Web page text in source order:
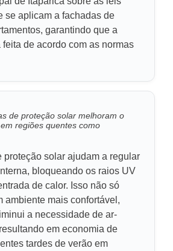
se aplicam a fachadas de
garantindo que a
de acordo com as normas
de proteção solar melhoram o
regiões quentes como
proteção solar ajudam a regular
bloqueando os raios UV
de calor. Isso não só
ambiente mais confortável,
a necessidade de ar-
em economia de
tardes de verão em